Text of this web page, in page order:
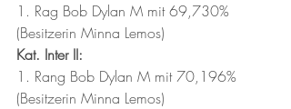
1. Rag Bob Dylan M mit 69,730%
(Besitzerin Minna Lemos)
Kat. Inter II:
1. Rang Bob Dylan M mit 70,196%
(Besitzerin Minna Lemos)